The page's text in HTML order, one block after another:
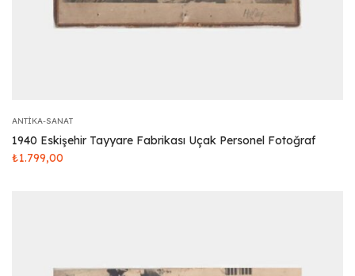
ANTIKA-SANAT
1940 Eskişehir Tayyare Fabrikası Uçak Personel Fotoğraf
₺1.799,00